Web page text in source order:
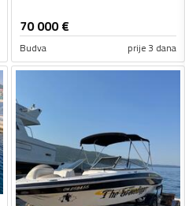
70 000€
Budva prije 3 dana